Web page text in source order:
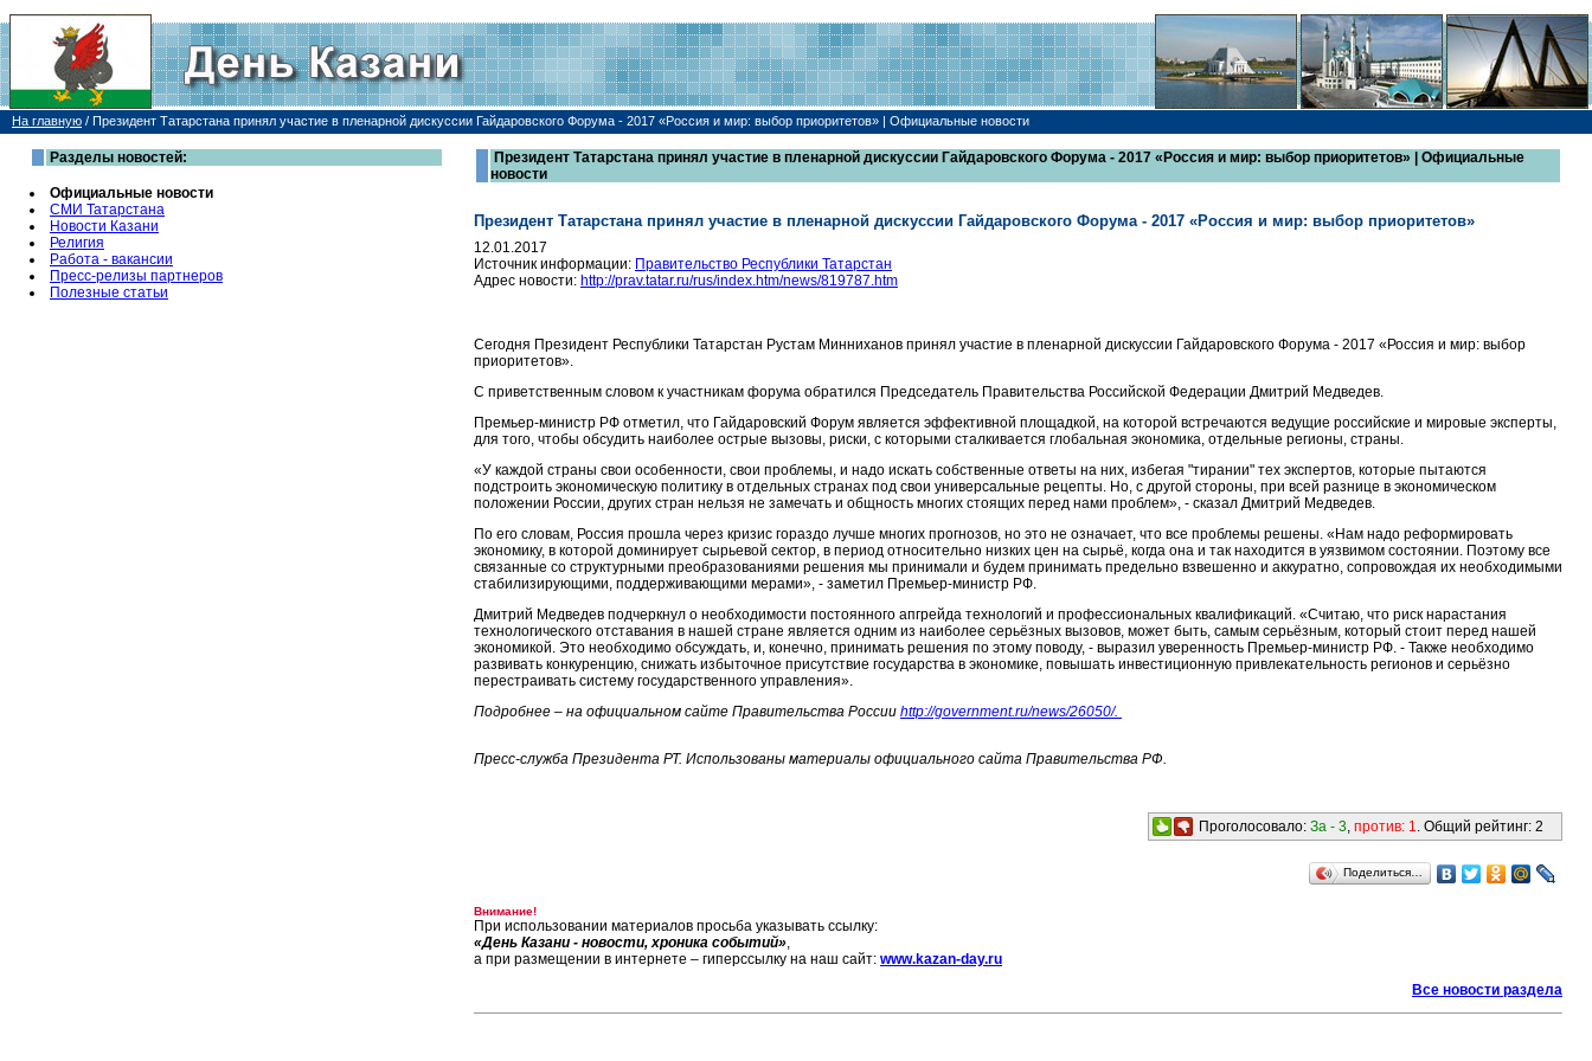
На главную / Президент Татарстана принял участие в пленарной дискуссии Гайдаровского Форума - 2017 «Россия и мир: выбор приоритетов» | Официальные новости
Разделы новостей:
Официальные новости
СМИ Татарстана
Новости Казани
Религия
Работа - вакансии
Пресс-релизы партнеров
Полезные статьи
Президент Татарстана принял участие в пленарной дискуссии Гайдаровского Форума - 2017 «Россия и мир: выбор приоритетов» | Официальные
новости
Президент Татарстана принял участие в пленарной дискуссии Гайдаровского Форума - 2017 «Россия и мир: выбор приоритетов»
12.01.2017
Источник информации: Правительство Республики Татарстан
Адрес новости: http://prav.tatar.ru/rus/index.htm/news/819787.htm
Сегодня Президент Республики Татарстан Рустам Минниханов принял участие в пленарной дискуссии Гайдаровского Форума - 2017 «Россия и мир: выбор
приоритетов».
С приветственным словом к участникам форума обратился Председатель Правительства Российской Федерации Дмитрий Медведев.
Премьер-министр РФ отметил, что Гайдаровский Форум является эффективной площадкой, на которой встречаются ведущие российские и мировые эксперты,
для того, чтобы обсудить наиболее острые вызовы, риски, с которыми сталкивается глобальная экономика, отдельные регионы, страны.
«У каждой страны свои особенности, свои проблемы, и надо искать собственные ответы на них, избегая "тирании" тех экспертов, которые пытаются
подстроить экономическую политику в отдельных странах под свои универсальные рецепты. Но, с другой стороны, при всей разнице в экономическом
положении России, других стран нельзя не замечать и общность многих стоящих перед нами проблем», - сказал Дмитрий Медведев.
По его словам, Россия прошла через кризис гораздо лучше многих прогнозов, но это не означает, что все проблемы решены. «Нам надо реформировать
экономику, в которой доминирует сырьевой сектор, в период относительно низких цен на сырьё, когда она и так находится в уязвимом состоянии. Поэтому все
связанные со структурными преобразованиями решения мы принимали и будем принимать предельно взвешенно и аккуратно, сопровождая их необходимыми
стабилизирующими, поддерживающими мерами», - заметил Премьер-министр РФ.
Дмитрий Медведев подчеркнул о необходимости постоянного апгрейда технологий и профессиональных квалификаций. «Считаю, что риск нарастания
технологического отставания в нашей стране является одним из наиболее серьёзных вызовов, может быть, самым серьёзным, который стоит перед нашей
экономикой. Это необходимо обсуждать, и, конечно, принимать решения по этому поводу, - выразил уверенность Премьер-министр РФ. - Также необходимо
развивать конкуренцию, снижать избыточное присутствие государства в экономике, повышать инвестиционную привлекательность регионов и серьёзно
перестраивать систему государственного управления».
Подробнее – на официальном сайте Правительства России http://government.ru/news/26050/.
Пресс-служба Президента РТ. Использованы материалы официального сайта Правительства РФ.
Проголосовало: За - 3, против: 1. Общий рейтинг: 2
Поделиться…
Внимание!
При использовании материалов просьба указывать ссылку:
«День Казани - новости, хроника событий»,
а при размещении в интернете – гиперссылку на наш сайт: www.kazan-day.ru
Все новости раздела